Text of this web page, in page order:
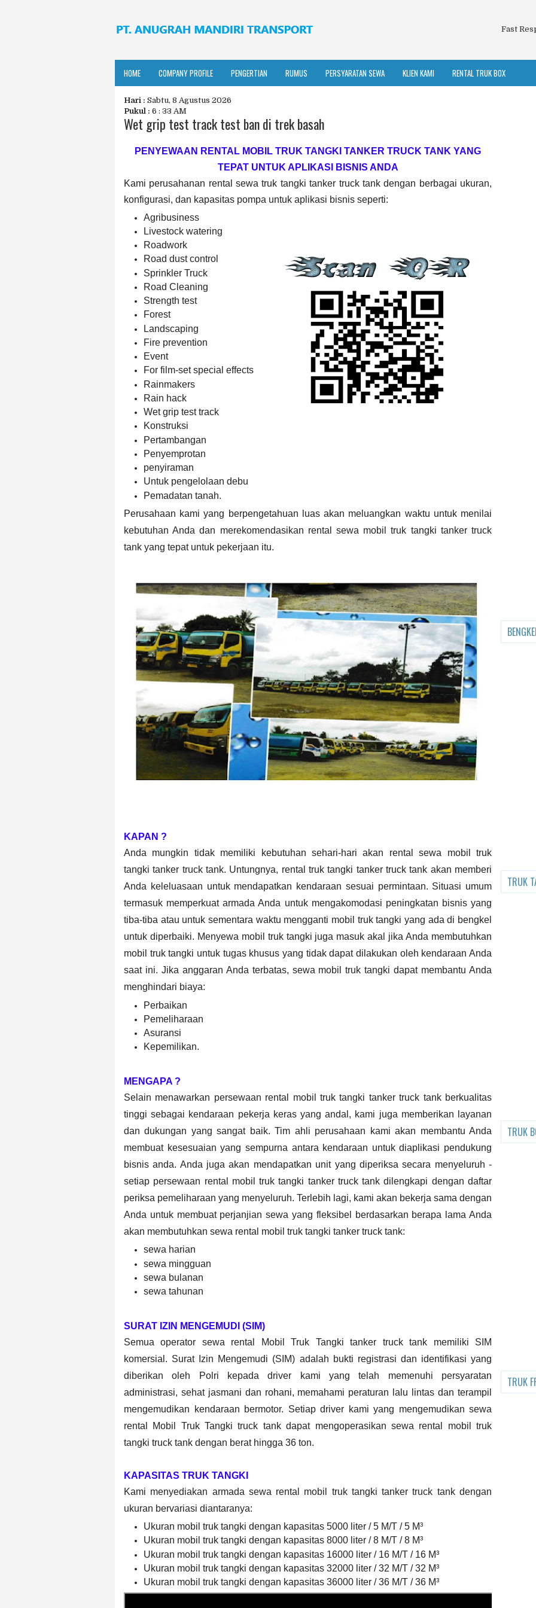
Fast
HOME COMPANY PROFILE PENGERTIAN RUMUS PERSYARATAN SEWA KLIEN KAMI RENTAL TRUK BOX
Hari : Sabtu, 8 Agustus 2026
Pukul : 6 : 33 AM
Wet grip test track test ban di trek basah
PENYEWAAN RENTAL MOBIL TRUK TANGKI TANKER TRUCK TANK YANG
TEPAT UNTUK APLIKASI BISNIS ANDA
Kami perusahanan rental sewa truk tangki tanker truck tank dengan berbagai ukuran,
konfigurasi, dan kapasitas pompa untuk aplikasi bisnis seperti:
Agribusiness
Livestock watering
Roadwork
Road dust control
Sprinkler Truck
Road Cleaning
Strength test
Forest
Landscaping
Fire prevention
Event
For film-set special effects
Rainmakers
Rain hack
Wet grip test track
Konstruksi
Pertambangan
Penyemprotan
penyiraman
Untuk pengelolaan debu
Pemadatan tanah.
Perusahaan kami yang berpengetahuan luas akan meluangkan waktu untuk menilai
kebutuhan Anda dan merekomendasikan rentalsewa mobil truk tangki tanker truck
tank yang tepat untuk pekerjaan itu.
KAPAN ?
Anda mungkin tidak memiliki kebutuhan sehari-hari akan rentalsewa mobil truk
tangkitanker truck tank. Untungnya, rental truk tangki tanker truck tank akan memberi
Anda keleluasaan untuk mendapatkan kendaraan sesuai permintaan. Situasi umum
termasuk memperkuat armada Anda untuk mengakomodasi peningkatan bisnis yang
tiba-tiba atau untuk sementara waktu mengganti mobil truk tangki yang ada di bengkel
untuk diperbaiki. Menyewa mobil truk tangki juga masuk akal jika Anda membutuhkan
mobil truk tangki untuk tugas khusus yang tidak dapat dilakukan oleh kendaraan Anda
saat ini. Jika anggaran Anda terbatas, sewa mobil truk tangki dapat membantu Anda
menghindari biaya:
Perbaikan
Pemeliharaan
Asuransi
Kepemilikan.
MENGAPA ?
Selain menawarkan persewaan rental mobil truk tangki tanker truck tankberkualitas
tinggi sebagai kendaraan pekerja keras yang andal, kami juga memberikan layanan
dan dukungan yang sangat baik. Tim ahli perusahaan kami akan membantu Anda
membuat kesesuaian yang sempurna antara kendaraan untuk diaplikasi pendukung
bisnis anda. Anda juga akan mendapatkan unit yang diperiksa secara menyeluruh -
setiap persewaan rental mobil truk tangki tanker truck tankdilengkapi dengan daftar
periksa pemeliharaan yang menyeluruh. Terlebih lagi, kami akan bekerja sama dengan
Anda untuk membuat perjanjian sewa yang fleksibel berdasarkan berapa lama Anda
akan membutuhkan sewa rental mobil truk tangki tanker truck tank:
sewa harian
sewa mingguan
sewa bulanan
sewa tahunan
SURAT IZIN MENGEMUDI (SIM)
Semua operator sewa rental Mobil Truk Tangkitanker truck tank memiliki SIM
komersial. Surat Izin Mengemudi (SIM) adalah bukti registrasi dan identifikasi yang
diberikan oleh Polri kepada driver kami yang telah memenuhi persyaratan
administrasi, sehat jasmani dan rohani, memahami peraturan lalu lintas dan terampil
mengemudikan kendaraan bermotor. Setiap driver kami yang mengemudikan sewa
rental Mobil Truk Tangkitruck tankdapat mengoperasikan sewa rental mobil truk
tangki truck tank dengan berat hingga 36 ton.
KAPASITAS TRUK TANGKI
Kami menyediakan armada sewa rental mobil truk tangkitanker truck tankdengan
ukuran bervariasi diantaranya:
Ukuran mobil truk tangki dengan kapasitas 5000 liter / 5 M/T / 5 M³
Ukuran mobil truk tangki dengan kapasitas 8000 liter / 8 M/T / 8 M³
Ukuran mobil truk tangki dengan kapasitas 16000 liter / 16 M/T / 16 M³
Ukuran mobil truk tangki dengan kapasitas 32000 liter / 32 M/T / 32 M³
Ukuran mobil truk tangki dengan kapasitas 36000 liter / 36 M/T / 36 M³
TRUK
TRUK
TRUK